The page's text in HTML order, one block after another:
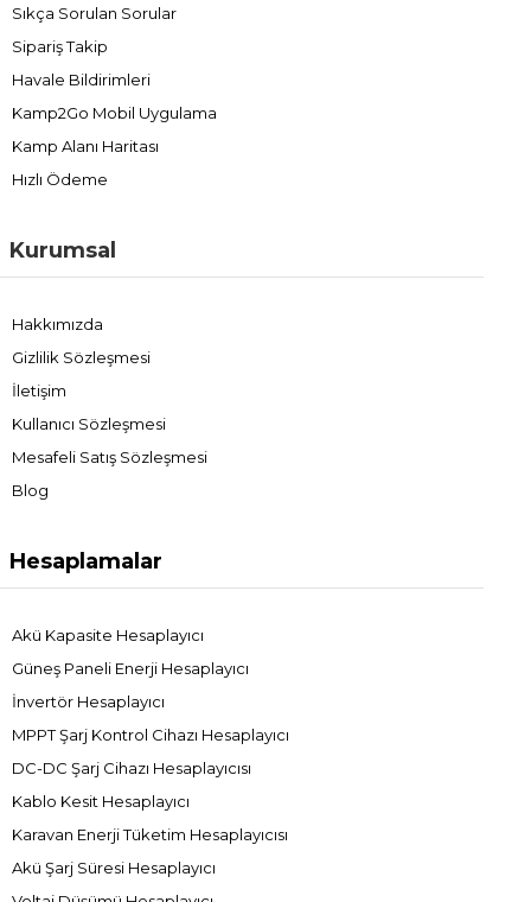
Sıkça Sorulan Sorular
Sipariş Takip
Havale Bildirimleri
Kamp2Go Mobil Uygulama
Kamp Alanı Haritası
Hızlı Ödeme
Kurumsal
Hakkımızda
Gizlilik Sözleşmesi
İletişim
Kullanıcı Sözleşmesi
Mesafeli Satış Sözleşmesi
Blog
Hesaplamalar
Akü Kapasite Hesaplayıcı
Güneş Paneli Enerji Hesaplayıcı
İnvertör Hesaplayıcı
MPPT Şarj Kontrol Cihazı Hesaplayıcı
DC-DC Şarj Cihazı Hesaplayıcısı
Kablo Kesit Hesaplayıcı
Karavan Enerji Tüketim Hesaplayıcısı
Akü Şarj Süresi Hesaplayıcı